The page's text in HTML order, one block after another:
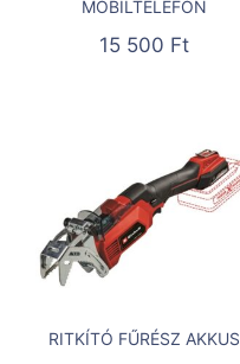
MOBILTELEFON
15 500 Ft
RITKÍTÓ FŰRÉSZ AKKUS